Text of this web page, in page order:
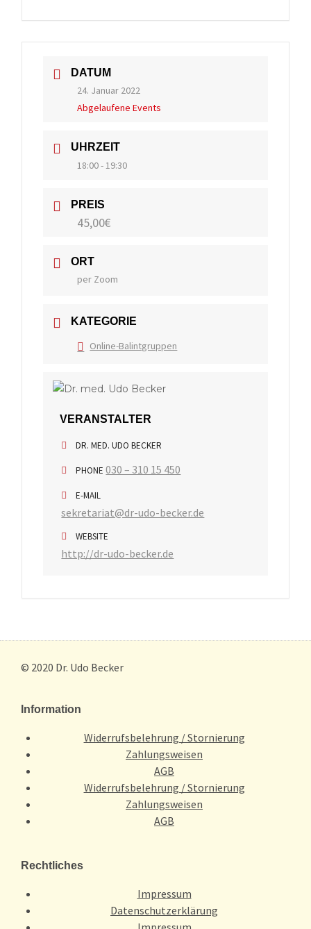
DATUM
24. Januar 2022
Abgelaufene Events
UHRZEIT
18:00 - 19:30
PREIS
45,00€
ORT
per Zoom
KATEGORIE
Online-Balintgruppen
VERANSTALTER
DR. MED. UDO BECKER
PHONE 030 – 310 15 450
E-MAIL
sekretariat@dr-udo-becker.de
WEBSITE
http://dr-udo-becker.de
© 2020 Dr. Udo Becker
Information
Widerrufsbelehrung / Stornierung
Zahlungsweisen
AGB
Widerrufsbelehrung / Stornierung
Zahlungsweisen
AGB
Rechtliches
Impressum
Datenschutzerklärung